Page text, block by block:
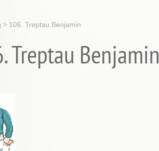
> 106. Treptau Benjamin
Treptau Benjamin